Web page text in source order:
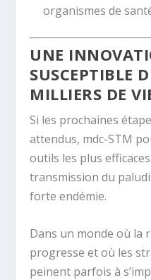
organismes de
UNE
SUSCEPTIBLE
MILLIERS DE
Si les prochaines
attendus, mdc-STM
outils les plus
transmission du
forte endémie.
Dans un monde où la
progresse et où les
peinent parfois à